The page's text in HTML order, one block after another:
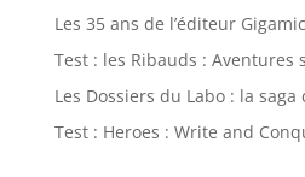
Les 35 ans de l’éditeur Gigamic
Test : les Ribauds : Aventures
Les Dossiers du Labo : la
Test : Heroes : Write and